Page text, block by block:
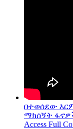
በተወሰደው
ማክሰኝት
Access Full